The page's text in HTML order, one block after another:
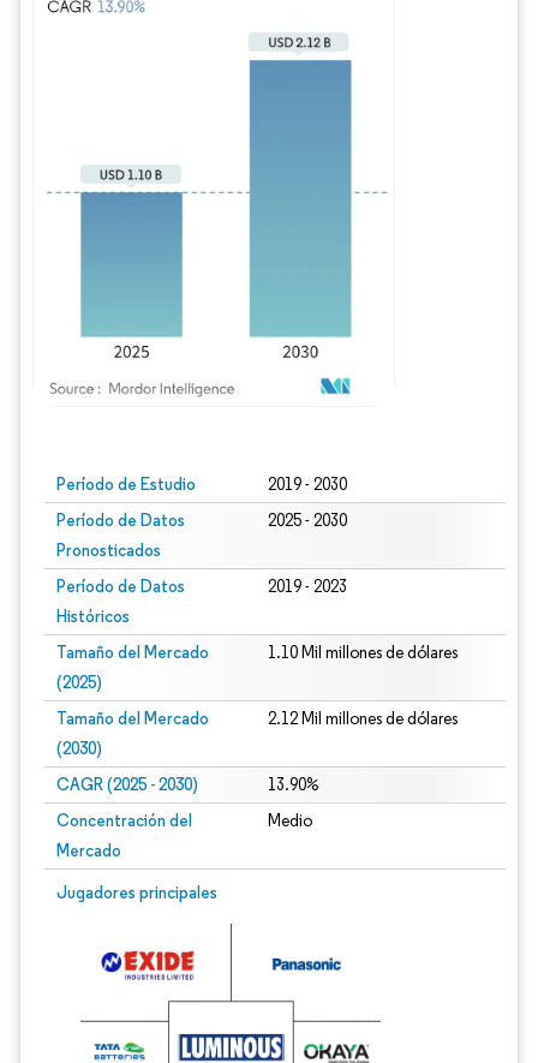
Período de Estudio 2019 - 2030
Período de Datos
Pronosticados
2025 - 2030
Período de Datos
Históricos
2019 - 2023
Tamaño del Mercado
(2025)
1.10 Mil millones de dólares
Tamaño del Mercado
(2030)
2.12 Mil millones de dólares
CAGR (2025 - 2030) 13.90%
Concentración del
Mercado
Medio
Jugadores principales